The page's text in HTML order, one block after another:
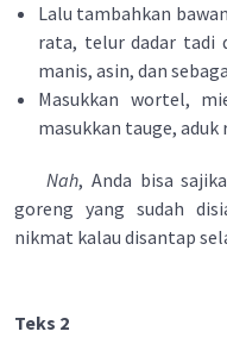
Lalu tambahkan
rata, telur dadar tadi
manis, asin, dan
Masukkan wortel,
masukkan tauge,
Nah, Anda bisa
goreng yang sudah
nikmat kalau disantap
Teks 2